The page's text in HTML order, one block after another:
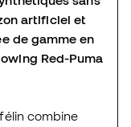
artificiel et
de gamme en
Red-Puma
combine